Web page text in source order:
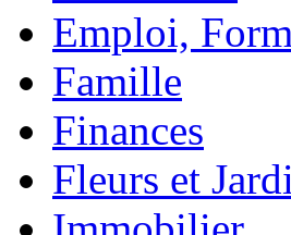
Emploi,
Famille
Finances
Fleurs et